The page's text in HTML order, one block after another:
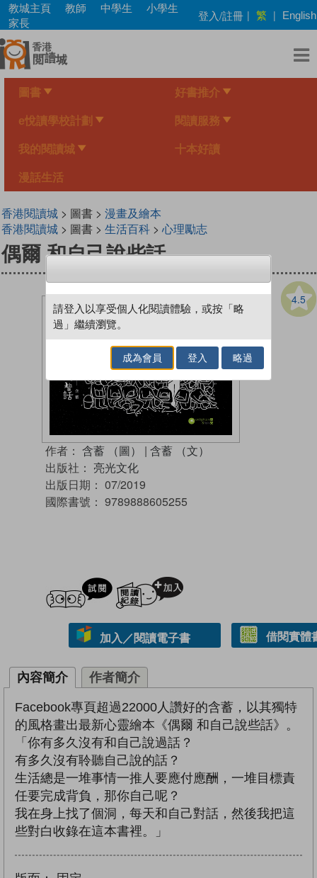
Skip
main
content
教城主頁 教師 中學生
小學生
家長
登入/註冊 | 繁 | English
圖書 好書推介
e悅讀學校計劃 閱讀服務
我的閱讀城 十本好讀
漫話生活
香港閱讀城> 圖書 > 漫畫及繪本
香港閱讀城> 圖書 > 生活百科> 心理勵志
偶爾 和自己說些話
4.5
作者： 含蓄 （圖） | 含蓄 （文）
出版社： 亮光文化
出版日期： 07/2019
國際書號： 9789888605255
試閲
加入／閱讀電子書 借閱實體
內容簡介 作者簡介
Facebook專頁超過22000人讚好的含蓄，以其獨特
的風格畫出最新心靈繪本《偶爾 和自己說些話》。
「你有多久沒有和自己說過話？
有多久沒有聆聽自己說的話？
生活總是一堆事情一推人要應付應酬，一堆目標責
任要完成背負，那你自己呢？
我在身上找了個洞，每天和自己對話，然後我把這
些對白收錄在這本書裡。」
請登入以享受個人化閱讀體驗，或按「略
過」繼續瀏覽。
成為會員 登入 略過